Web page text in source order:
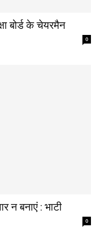
बोर्ड के चेयरमैन
0
न बनाएं : भाटी
0